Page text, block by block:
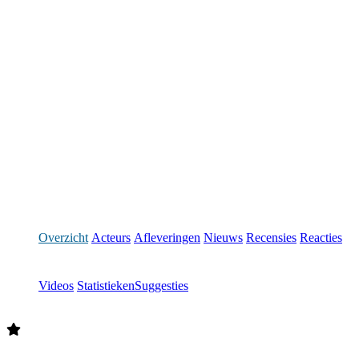
Overzicht Acteurs Afleveringen Nieuws Recensies Reacties
Videos StatistiekenSuggesties